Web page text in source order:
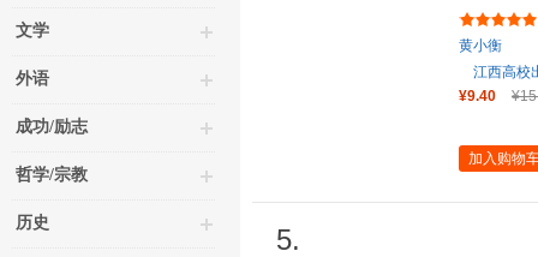
文学
外语
成功/励志
哲学/宗教
历史
蒙）
黄小衡
江西高校
¥9.40
加入购物
5.